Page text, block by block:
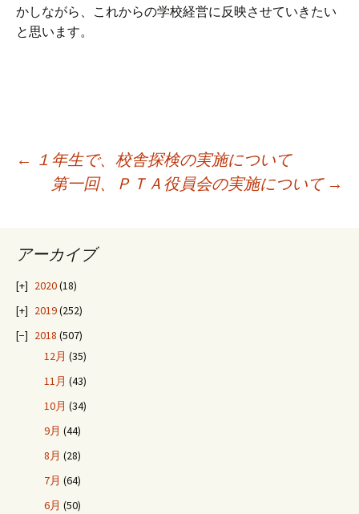
かしながら、これからの学校経営に反映させていきたい
と思います。
投
ナ
ビ
← １年生で、校舎探検の実施について
第一回、ＰＴＡ役員会の実施について →
アーカイブ
2020(18)
2019(252)
2018 (507)
12月 (35)
11月 (43)
10月 (34)
9月 (44)
8月 (28)
7月 (64)
6月 (50)